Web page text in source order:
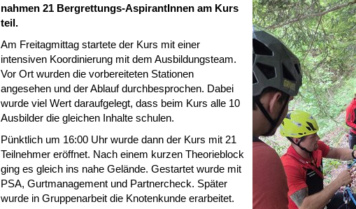
nahmen 21 Bergrettungs-AspirantInnen am Kurs
teil.
Am Freitagmittag startete der Kurs mit einer
intensiven Koordinierung mit dem Ausbildungsteam.
Vor Ort wurden die vorbereiteten Stationen
angesehen und der Ablauf durchbesprochen. Dabei
wurde viel Wert daraufgelegt, dass beim Kurs alle 10
Ausbilder die gleichen Inhalte schulen.
Pünktlich um 16:00 Uhr wurde dann der Kurs mit 21
Teilnehmer eröffnet. Nach einem kurzen Theorieblock
ging es gleich ins nahe Gelände. Gestartet wurde mit
PSA, Gurtmanagement und Partnercheck. Später
wurde in Gruppenarbeit die Knotenkunde erarbeitet.